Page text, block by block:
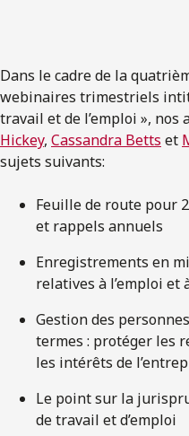
Dans le cadre de la
webinaires trimestriels
travail et de l’emploi », nos
Hickey, Cassandra Betts et
sujets suivants:
Feuille de route pour
et rappels annuels
Enregistrements en
relatives à l’emploi et
Gestion des
termes : protéger les
les intérêts de
Le point sur la
de travail et d’emploi